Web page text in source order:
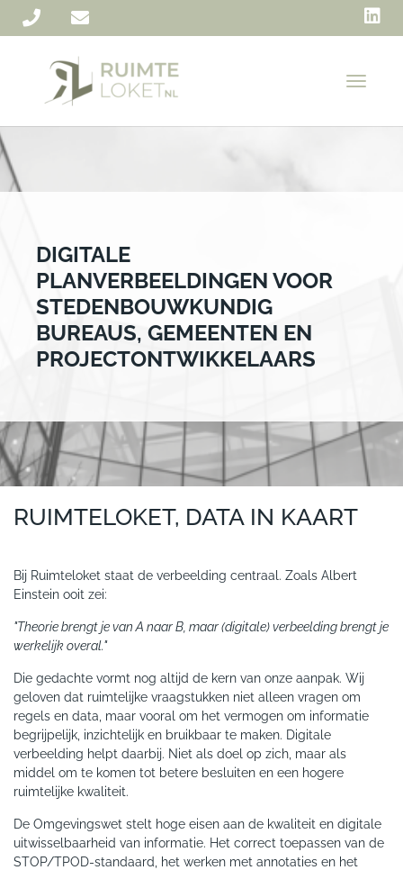
T
DIGITALE
PLANVERBEELDINGEN VOOR
STEDENBOUWKUNDIG
BUREAUS, GEMEENTEN EN
PROJECTONTWIKKELAARS
RUIMTELOKET, DATA IN KAART
Bij Ruimteloket staat de verbeelding centraal. Zoals Albert
Einstein ooit zei:
"Theorie brengt je van A naar B, maar (digitale) verbeelding brengt je
werkelijk overal."
Die gedachte vormt nog altijd de kern van onze aanpak. Wij
geloven dat ruimtelijke vraagstukken niet alleen vragen om
regels en data, maar vooral om het vermogen om informatie
begrijpelijk, inzichtelijk en bruikbaar te maken. Digitale
verbeelding helpt daarbij. Niet als doel op zich, maar als
middel om te komen tot betere besluiten en een hogere
ruimtelijke kwaliteit.
De Omgevingswet stelt hoge eisen aan de kwaliteit en digitale
uitwisselbaarheid van informatie. Het correct toepassen van de
STOP/TPOD-standaard, het werken met annotaties en het